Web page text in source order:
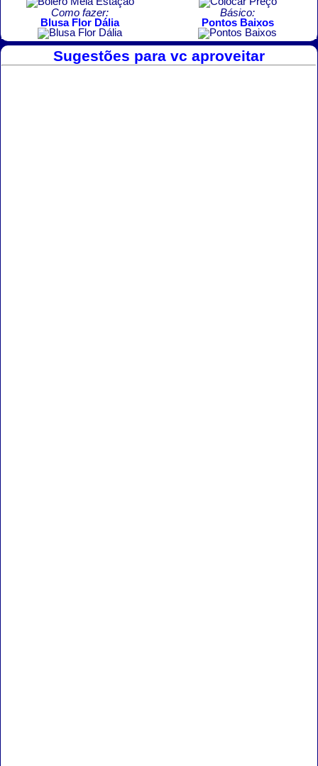
Como fazer:
Blusa Flor Dália
Básico:
Pontos Baixos
Sugestões para vc aproveitar